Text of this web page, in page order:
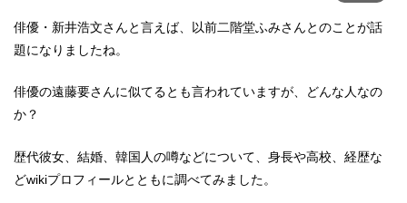
俳優・新井浩文さんと言えば、以前二階堂ふみさんとのことが話
題になりましたね。
俳優の遠藤要さんに似てるとも言われていますが、どんな人なの
か？
歴代彼女、結婚、韓国人の噂などについて、身長や高校、経歴な
どwikiプロフィールとともに調べてみました。